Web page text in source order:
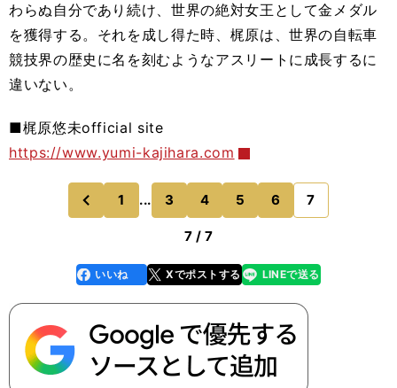
わらぬ自分であり続け、世界の絶対女王として金メダル
を獲得する。それを成し得た時、梶原は、世界の自転車
競技界の歴史に名を刻むようなアスリートに成長するに
違いない。
■梶原悠未official site
https://www.yumi-kajihara.com
前
1 ... 3 4 5 6 7
7 / 7
faceboo
k
いいね Xでポストする
line LINEで送る